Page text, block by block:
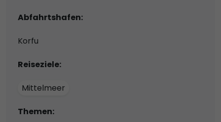
Abfahrtshafen:
Korfu
Reiseziele:
Mittelmeer
Themen: